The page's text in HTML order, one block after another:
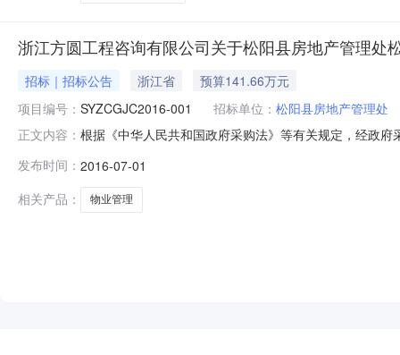
浙江方圆工程咨询有限公司关于松阳县房地产管理
招标｜招标公告 浙江省
预算141.66万元
项目编号： SYZCGJC2016-001 招标单位： 松阳县房地产管理处
正文内容： 根据《中华人民共和国政府采购法》等有关规定，经政
预算金额（万元）简要规格描述或项目基本概况介绍备
1符合《中华人民共和
发布时间： 2016-07-01
相关产品：
物业管理